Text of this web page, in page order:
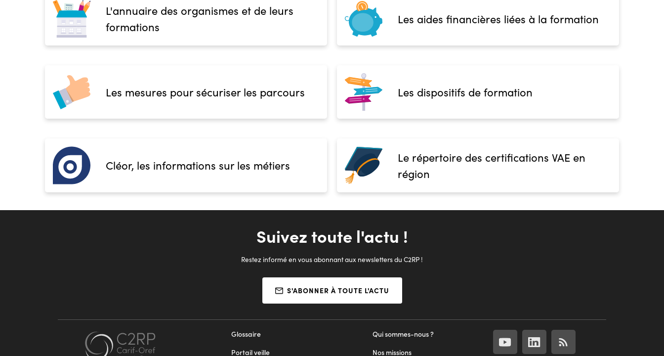
L'annuaire des organismes et de leurs
formations
Les aides financières liées à la formation
Les mesures pour sécuriser les parcours Les dispositifs de formation
Cléor, les informations sur les métiers
Le répertoire des certifications VAE en
région
Suivez toute l'actu !
Restez informé en vous abonnant aux newsletters du C2RP !
S'ABONNER À TOUTE L'ACTU
Qui sommes-nous ?
Nos missions
Glossaire
Portail veille